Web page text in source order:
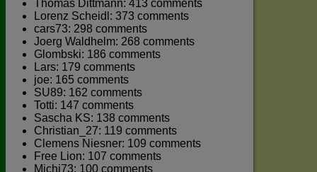
Thomas Dittmann: 413 comments
Lorenz Scheidl: 373 comments
cars73: 298 comments
Joerg Waldhelm: 268 comments
Glombski: 186 comments
Lars: 179 comments
joe: 165 comments
SU89: 162 comments
Totti: 147 comments
Sascha KS: 138 comments
Christian_27: 119 comments
Clemens Niesner: 109 comments
Free Lion: 107 comments
Michi73: 100 comments